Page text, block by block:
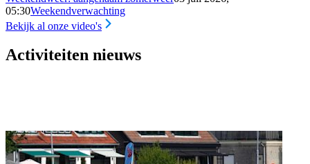
05:30Weekendverwachting
Bekijk al onze video's
Activiteiten nieuws